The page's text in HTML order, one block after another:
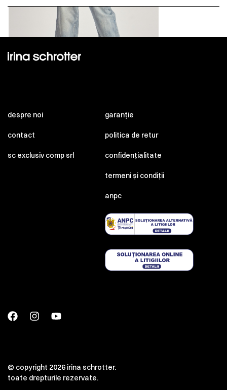
despre noi
contact
sc exclusiv comp srl
garanție
politica de retur
confidențialitate
termeni și condiții
anpc
© copyright 2026 irina schrotter.
toate drepturile rezervate.